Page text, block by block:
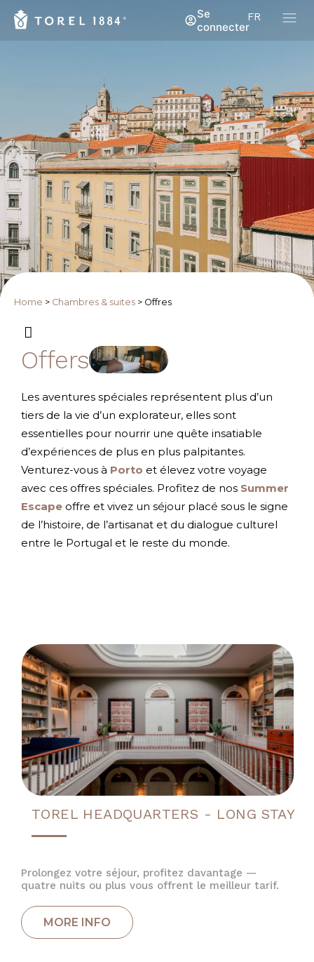
FR
Se
connecter
Home > Chambres & suites > Offres
Offers
Les aventures spéciales représentent plus d’un
tiers de la vie d’un explorateur, elles sont
essentielles pour nourrir une quête insatiable
d’expériences de plus en plus palpitantes.
Venturez-vous à Porto et élevez votre voyage
avec ces offres spéciales. Profitez de nos Summer
Escape offre et vivez un séjour placé sous le signe
de l’histoire, de l’artisanat et du dialogue culturel
entre le Portugal et le reste du monde.
TOREL HEADQUARTERS - LONG STAY
Prolongez votre séjour, profitez davantage —
quatre nuits ou plus vous offrent le meilleur tarif.